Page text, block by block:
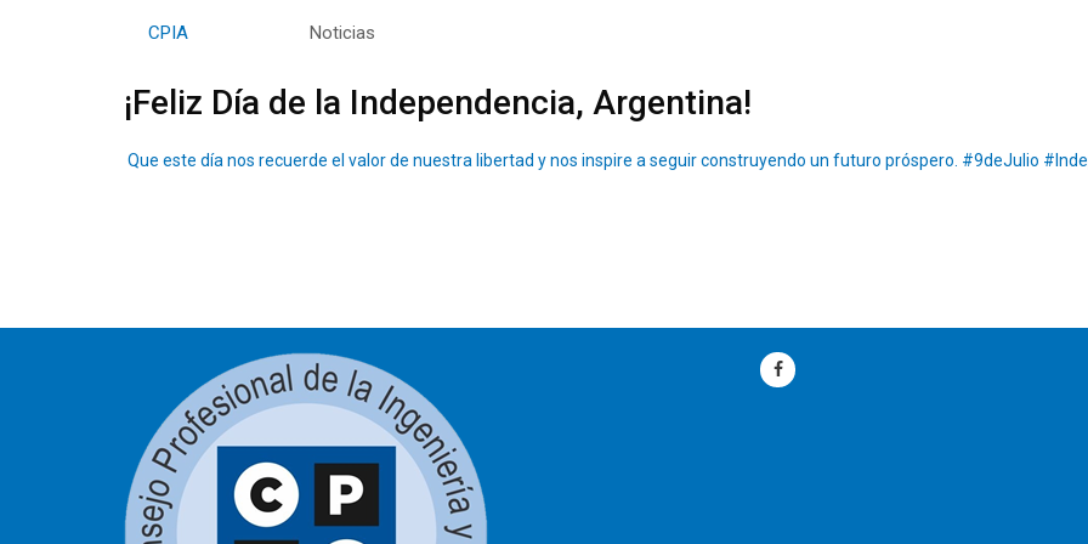
CPIA Noticias
¡Feliz Día de la Independencia, Argentina!
Que este día nos recuerde el valor de nuestra libertad y nos inspire a seguir construyendo un futuro próspero. #9deJulio